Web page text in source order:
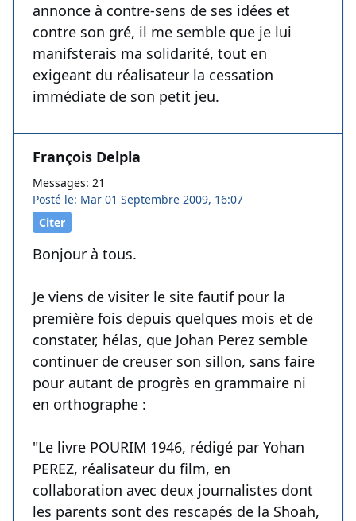
annonce à contre-sens de ses idées et
contre son gré, il me semble que je lui
manifsterais ma solidarité, tout en
exigeant du réalisateur la cessation
immédiate de son petit jeu.
François Delpla
Messages: 21
Posté le: Mar 01 Septembre 2009, 16:07
Citer
Bonjour à tous.
Je viens de visiter le site fautif pour la
première fois depuis quelques mois et de
constater, hélas, que Johan Perez semble
continuer de creuser son sillon, sans faire
pour autant de progrès en grammaire ni
en orthographe :
"Le livre POURIM 1946, rédigé par Yohan
PEREZ, réalisateur du film, en
collaboration avec deux journalistes dont
les parents sont des rescapés de la Shoah,